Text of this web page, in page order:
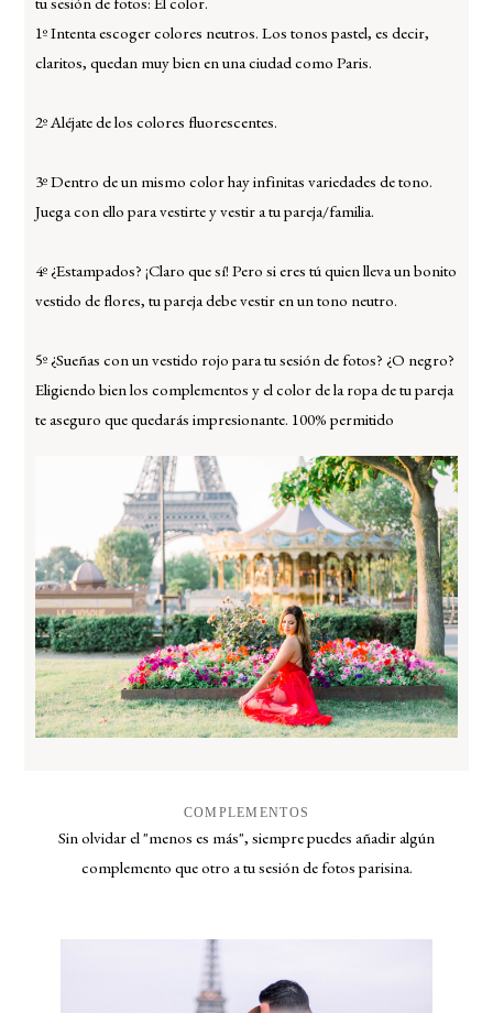
1º Intenta escoger colores neutros. Los tonos pastel, es decir,
claritos, quedan muy bien en una ciudad como Paris.
2º Aléjate de los colores fluorescentes.
3º Dentro de un mismo color hay infinitas variedades de tono.
Juega con ello para vestirte y vestir a tu pareja/familia.
4º ¿Estampados? ¡Claro que sí! Pero si eres tú quien lleva un bonito
vestido de flores, tu pareja debe vestir en un tono neutro.
5º ¿Sueñas con un vestido rojo para tu sesión de fotos? ¿O negro?
Eligiendo bien los complementos y el color de la ropa de tu pareja
te aseguro que quedarás impresionante. 100% permitido
COMPLEMENTOS
Sin olvidar el "menos es más", siempre puedes añadir algún
complemento que otro a tu sesión de fotos parisina.